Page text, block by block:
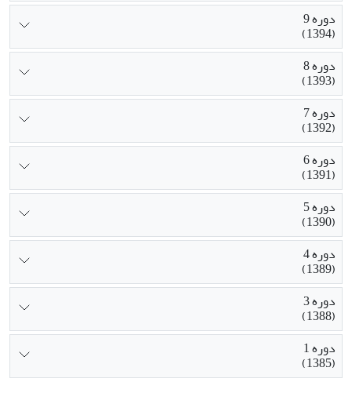
دوره 9
(1394)
دوره 8
(1393)
دوره 7
(1392)
دوره 6
(1391)
دوره 5
(1390)
دوره 4
(1389)
دوره 3
(1388)
دوره 1
(1385)